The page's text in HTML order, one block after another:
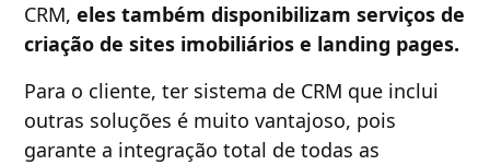
CRM,eles também disponibilizam serviços de
criação de sites imobiliários e landing pages.
Para o cliente, ter sistema de CRM que inclui
outras soluções é muito vantajoso, pois
garante a integração total de todas as